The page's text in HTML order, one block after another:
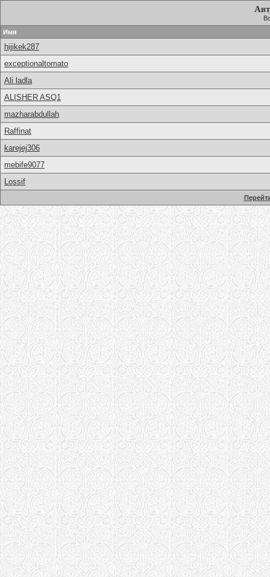
Имя
hijikek287
exceptionaltomato
Ali ladla
ALISHER ASQ1
mazharabdullah
Raffinat
karejej306
mebife9077
Lossif